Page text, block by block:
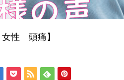
らせ
8月13日(水)午後休診の
知らせ
性 頭痛】